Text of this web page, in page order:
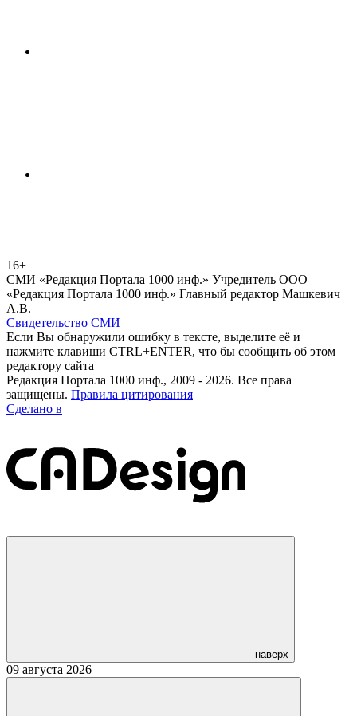
16+
СМИ «Редакция Портала 1000 инф.» Учредитель ООО
«Редакция Портала 1000 инф.» Главный редактор Машкевич
А.В.
Свидетельство СМИ
Если Вы обнаружили ошибку в тексте, выделите её и
нажмите клавиши CTRL+ENTER, что бы сообщить об этом
редактору сайта
Редакция Портала 1000 инф., 2009 - 2026. Все права
защищены. Правила цитирования
Сделано в
наверх
09 августа 2026